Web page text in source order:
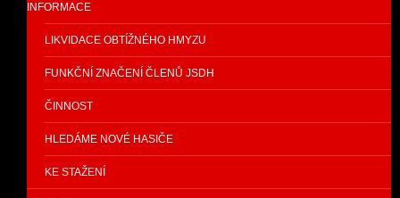
INFORMACE
LIKVIDACE OBTÍŽNÉHO HMYZU
FUNKČNÍ ZNAČENÍ ČLENŮ JSDH
ČINNOST
HLEDÁME NOVÉ HASIČE
KE STAŽENÍ